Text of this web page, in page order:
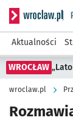
Serwis
Aktualności
WROCŁAW
wroclaw.pl